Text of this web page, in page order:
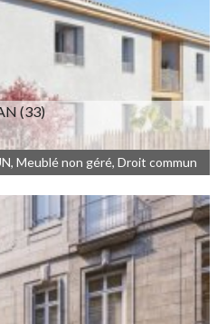
(33)
Meublé non géré, Droit commun